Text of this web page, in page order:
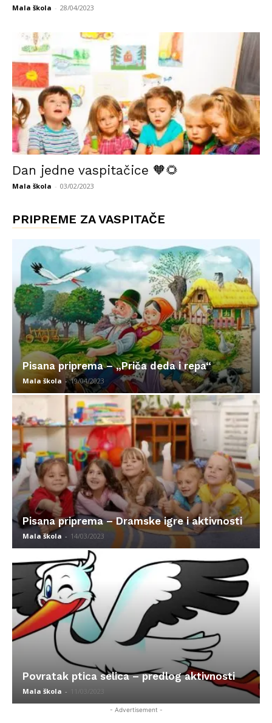
Mala škola - 28/04/2023
Dan jedne vaspitačice 🧡🌻
Mala škola - 03/02/2023
PRIPREME ZA VASPITAČE
Pisana priprema – „Priča deda i repa“
Mala škola - 19/04/2023
Pisana priprema – Dramske igre i aktivnosti
Mala škola - 14/03/2023
Povratak ptica selica – predlog aktivnosti
Mala škola - 11/03/2023
- Advertisement -